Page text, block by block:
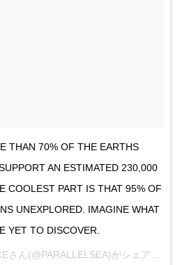
THAN 70% OF THE EARTHS
AN ESTIMATED 230,000
COOLEST PART IS THAT 95% OF
UNEXPLORED. IMAGINE WHAT
YET TO DISCOVER.
さん(@PARALLELSEA)がシェアした投稿 –